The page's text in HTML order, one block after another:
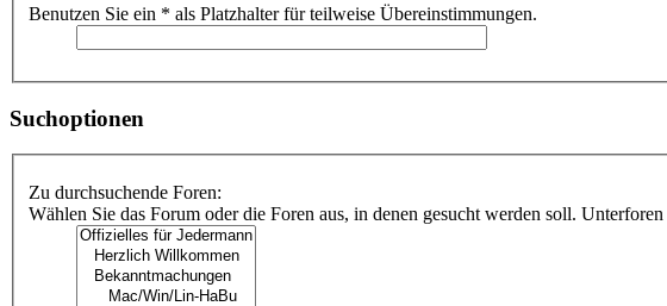
Benutzen Sie ein * als Platzhalter für teilweise Übereinstimmungen.
Suchoptionen
Zu durchsuchende Foren:
Wählen Sie das Forum oder die Foren aus, in denen gesucht werden soll.